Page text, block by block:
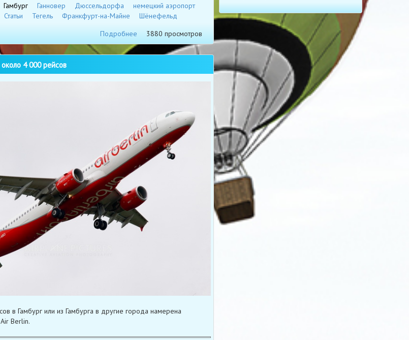
Гамбург Ганновер Дюссельдорфа
немецкий аэропорт
Статьи Тегель Франкфурт-на-Майне
Шёнефельд
Подробнее
3880 просмотров
4 000 рейсов
в Гамбург или из Гамбурга в другие города намерена
Berlin.